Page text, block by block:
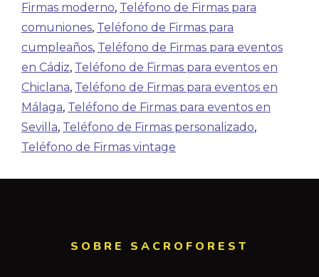
Firmas moderno, Teléfono de Firmas para
comuniones, Teléfono de Firmas para
cumpleaños, Teléfono de Firmas para eventos
en Cádiz, Teléfono de Firmas para eventos en
Chiclana, Teléfono de Firmas para eventos en
Málaga, Teléfono de Firmas para eventos en
Sevilla, Teléfono de Firmas personalizado,
Teléfono de Firmas vintage
SOBRE SACROFOREST